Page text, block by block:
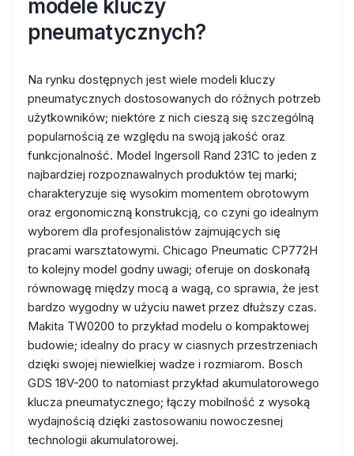
modele kluczy
pneumatycznych?
Na rynku dostępnych jest wiele modeli kluczy
pneumatycznych dostosowanych do różnych potrzeb
użytkowników; niektóre z nich cieszą się szczególną
popularnością ze względu na swoją jakość oraz
funkcjonalność. Model Ingersoll Rand 231C to jeden z
najbardziej rozpoznawalnych produktów tej marki;
charakteryzuje się wysokim momentem obrotowym
oraz ergonomiczną konstrukcją, co czyni go idealnym
wyborem dla profesjonalistów zajmujących się
pracami warsztatowymi. Chicago Pneumatic CP772H
to kolejny model godny uwagi; oferuje on doskonałą
równowagę między mocą a wagą, co sprawia, że jest
bardzo wygodny w użyciu nawet przez dłuższy czas.
Makita TW0200 to przykład modelu o kompaktowej
budowie; idealny do pracy w ciasnych przestrzeniach
dzięki swojej niewielkiej wadze i rozmiarom. Bosch
GDS 18V-200 to natomiast przykład akumulatorowego
klucza pneumatycznego; łączy mobilność z wysoką
wydajnością dzięki zastosowaniu nowoczesnej
technologii akumulatorowej.